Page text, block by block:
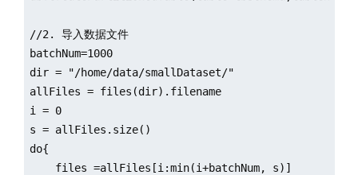
//2. 导入数据文件
batchNum=1000
dir = "/home/data/smallDataset/"
allFiles = files(dir).filename
i = 0
s = allFiles.size()
do{
    files =allFiles[i:min(i+batchNum, s)]